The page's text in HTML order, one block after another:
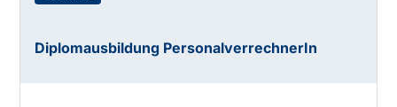
Diplomausbildung PersonalverrechnerIn